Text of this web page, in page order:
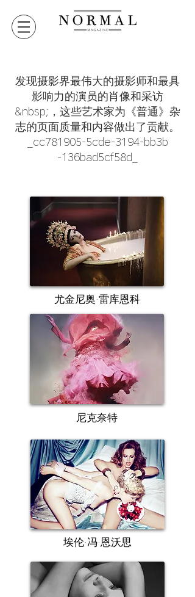
发现摄影界最伟大的摄影师和最具
影响力的演员的肖像和采访
&nbsp;，这些艺术家为《普通》杂
志的页面质量和内容做出了贡献。
_cc781905-5cde-3194-bb3b
-136bad5cf58d_
尤金尼奥·雷库恩科
尼克奈特
埃伦·冯·恩沃思